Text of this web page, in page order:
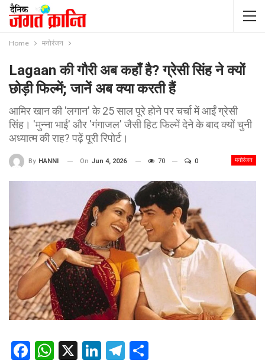
Home मनोरंजन
Lagaan की गौरी अब कहाँ है? ग्रेसी सिंह ने क्यों
छोड़ी फिल्में; जानें अब क्या करती हैं
आमिर खान की 'लगान' के 25 साल पूरे होने पर चर्चा में आईं ग्रेसी
सिंह। 'मुन्ना भाई' और 'गंगाजल' जैसी हिट फिल्में देने के बाद क्यों चुनी
अध्यात्म की राह? पढ़ें पूरी रिपोर्ट।
मनोरंजन
By HANNI On Jun 4, 2026 70 0
Facebook
WhatsApp
X LinkedIn
Telegram